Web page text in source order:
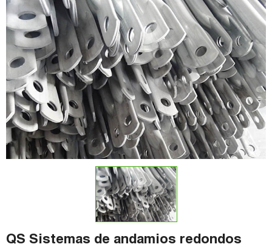
QS Sistemas de andamios redondos